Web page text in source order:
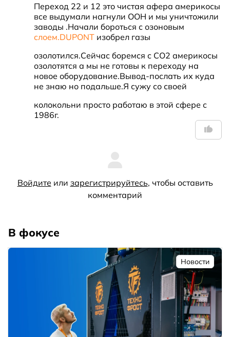
Переход 22 и 12 это чистая афера америкосы
все выдумали нагнули ООН и мы уничтожили
слоем.DUPONT изобрел газы
озолотился.Сейчас боремся с CO2 америкосы
озолотятся а мы не готовы к переходу на
новое оборудование.Вывод-послать их куда
не знаю но подальше.Я сужу со своей
колокольни просто работаю в этой сфере с
1986г.
Войдите или зарегистрируйтесь, чтобы оставить
комментарий
В фокусе
Новости